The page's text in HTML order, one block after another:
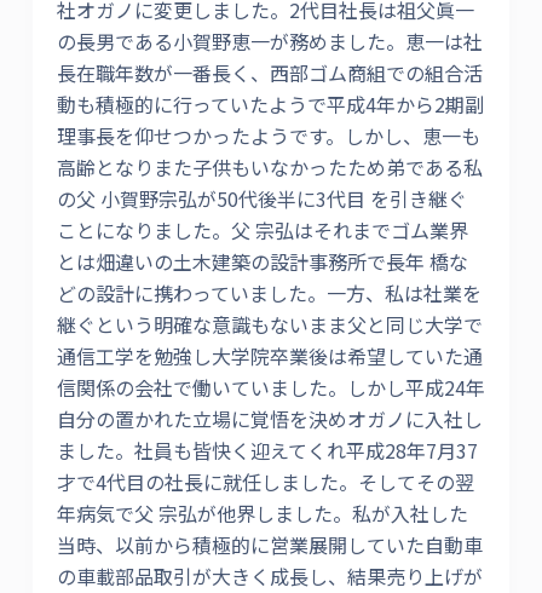
社オガノに変更しました。2代目社長は祖父眞一
の長男である小賀野恵一が務めました。恵一は社
長在職年数が一番長く、西部ゴム商組での組合活
動も積極的に行っていたようで平成4年から2期副
理事長を仰せつかったようです。しかし、恵一も
高齢となりまた子供もいなかったため弟である私
の父 小賀野宗弘が50代後半に3代目 を引き継ぐ
ことになりました。父 宗弘はそれまでゴム業界
とは畑違いの土木建築の設計事務所で長年 橋な
どの設計に携わっていました。一方、私は社業を
継ぐという明確な意識もないまま父と同じ大学で
通信工学を勉強し大学院卒業後は希望していた通
信関係の会社で働いていました。しかし平成24年
自分の置かれた立場に覚悟を決めオガノに入社し
ました。社員も皆快く迎えてくれ平成28年7月37
才で4代目の社長に就任しました。そしてその翌
年病気で父 宗弘が他界しました。私が入社した
当時、以前から積極的に営業展開していた自動車
の車載部品取引が大きく成長し、結果売り上げが